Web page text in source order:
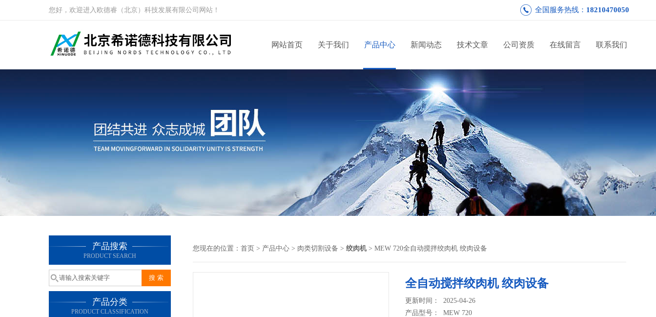
您好，欢迎进入欧德睿（北京）科技发展有限公司网站！ 全国服务热线： 18210470050
网站首页 关于我们 产品中心 新闻动态 技术文章 公司资质 在线留言 联系我们
产品搜索
PRODUCT SEARCH
产品分类
PRODUCT CLASSIFICATION
您现在的位置： 首页 > 产品中心 > 肉类切割设备 > 绞肉机> MEW 720全自动搅拌绞肉机 绞肉设备
全自动搅拌绞肉机 绞肉设备
更新时间： 2025-04-26
产品型号：MEW 720